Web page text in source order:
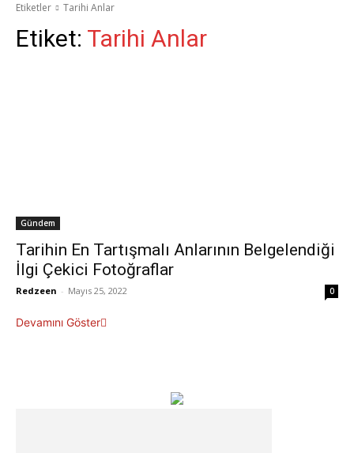
Etiketler Tarihi Anlar
Etiket: Tarihi Anlar
Gündem
Tarihin En Tartışmalı Anlarının Belgelendiği
İlgi Çekici Fotoğraflar
Redzeen - Mayıs 25, 2022 0
Devamını Göster